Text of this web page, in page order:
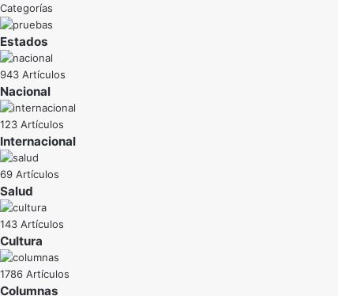
Categorías
Estados
943 Artículos
Nacional
123 Artículos
Internacional
69 Artículos
Salud
143 Artículos
Cultura
1786 Artículos